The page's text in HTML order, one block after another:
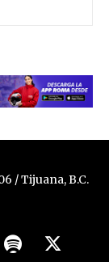
/ Tijuana, B.C.